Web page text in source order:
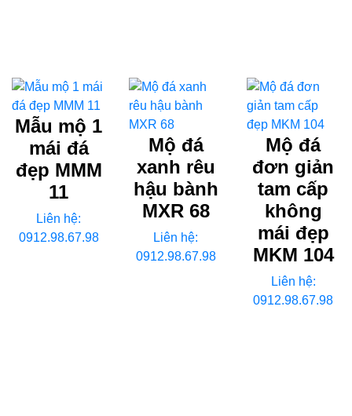
Mẫu mộ 1
mái đá
đẹp MMM
11
Liên hệ:
0912.98.67.98
Mộ đá
xanh rêu
hậu bành
MXR 68
Liên hệ:
0912.98.67.98
Mộ đá
đơn giản
tam cấp
không
mái đẹp
MKM 104
Liên hệ:
0912.98.67.98